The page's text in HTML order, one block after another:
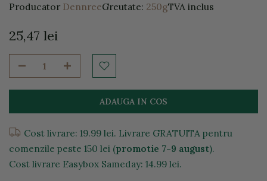
Producator DennreeGreutate: 250gTVA inclus
25,47 lei
ADAUGA IN COS
Cost livrare: 19.99 lei. Livrare GRATUITA pentru
comenzile peste 150 lei (promotie 7-9 august).
Cost livrare Easybox Sameday: 14.99 lei.